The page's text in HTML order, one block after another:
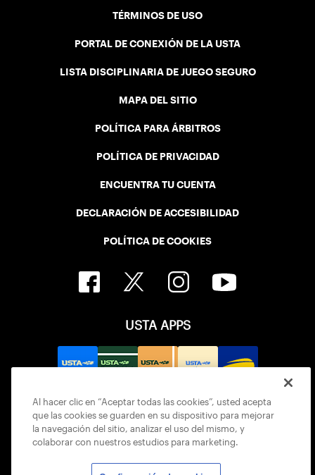
TÉRMINOS DE USO
PORTAL DE CONEXIÓN DE LA USTA
LISTA DISCIPLINARIA DE JUEGO SEGURO
MAPA DEL SITIO
POLÍTICA PARA ÁRBITROS
POLÍTICA DE PRIVACIDAD
ENCUENTRA TU CUENTA
DECLARACIÓN DE ACCESIBILIDAD
POLÍTICA DE COOKIES
USTA APPS
Al hacer clic en “Aceptar todas las cookies”, usted acepta
que las cookies se guarden en su dispositivo para mejorar
la navegación del sitio, analizar el uso del mismo, y
colaborar con nuestros estudios para marketing.